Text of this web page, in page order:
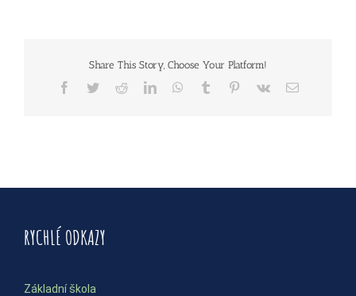
Share This Story, Choose Your Platform!
Facebook
TwitterRedditLinkedInWhatsApp
Tumblr Pinterest
Vk
E-
RYCHLÉ ODKAZY
Základní škola